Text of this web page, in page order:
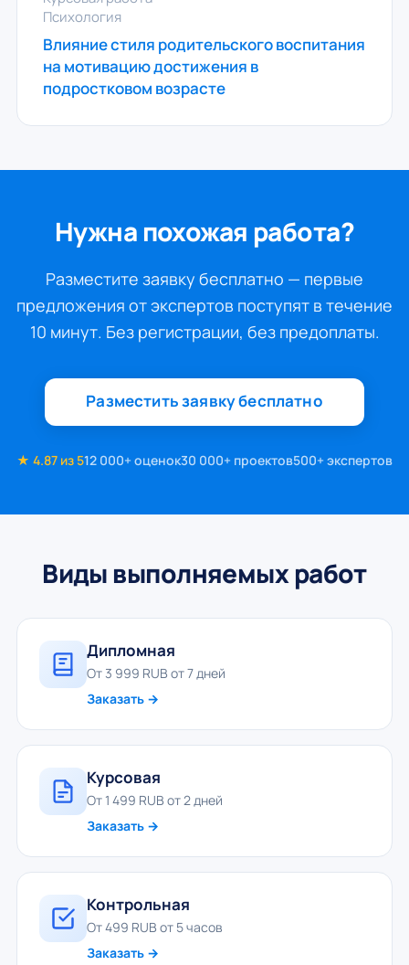
Психология
Влияние стиля родительского воспитания
на мотивацию достижения в
подростковом возрасте
Нужна похожая работа?
Разместите заявку бесплатно — первые
предложения от экспертов поступят в течение
10 минут. Без регистрации, без предоплаты.
Разместить заявку бесплатно
★ 4.87 из 512 000+ оценок30 000+ проектов500+ экспертов
Виды выполняемых работ
Дипломная
От 3 999 RUB от 7 дней
Заказать →
Курсовая
От 1 499 RUB от 2 дней
Заказать →
Контрольная
От 499 RUB от 5 часов
Заказать →